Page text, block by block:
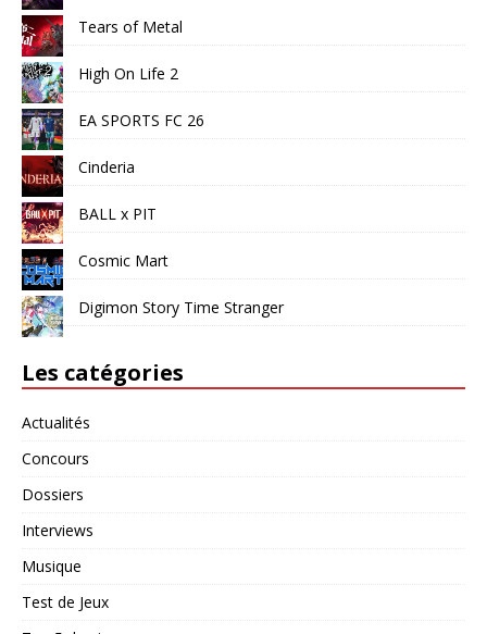
Tears of Metal
High On Life 2
EA SPORTS FC 26
Cinderia
BALL x PIT
Cosmic Mart
Digimon Story Time Stranger
Les catégories
Actualités
Concours
Dossiers
Interviews
Musique
Test de Jeux